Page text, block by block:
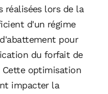
réalisées lors de la
d'un régime
pour
du forfait de
Cette optimisation
impacter la